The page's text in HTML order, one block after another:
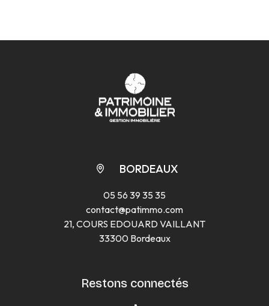
BORDEAUX
05 56 39 35 35
contact@patimmo.com
21, COURS EDOUARD VAILLANT
33300 Bordeaux
Restons connectés